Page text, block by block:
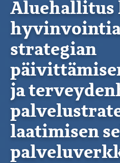
Aluehallitus
strategian
ja
laatimisen